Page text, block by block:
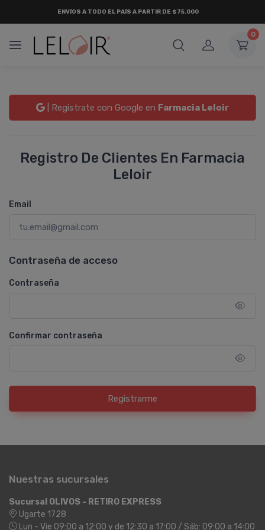
ENVÍOS A TODO EL PAÍS A PARTIR DE $75.000
0
| Registrate con Google en Farmacia Leloir
Registro De Clientes En Farmacia
Leloir
Email
Contraseña de acceso
Contraseña
Confirmar contraseña
Registrarme
Nuestras sucursales
Sucursal OLIVOS - RETIRO EXPRESS
Ugarte 1728
Lun - Vie 09:00 a 12:00 y de 12:30 a 17:00 / Sáb: 09:00 a 14:00